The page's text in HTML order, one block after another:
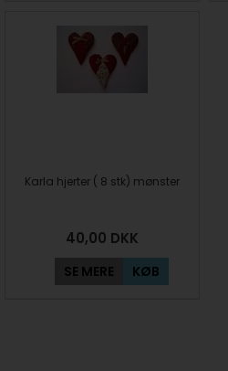
Karla hjerter ( 8 stk) mønster
40,00 DKK
SE MERE KØB